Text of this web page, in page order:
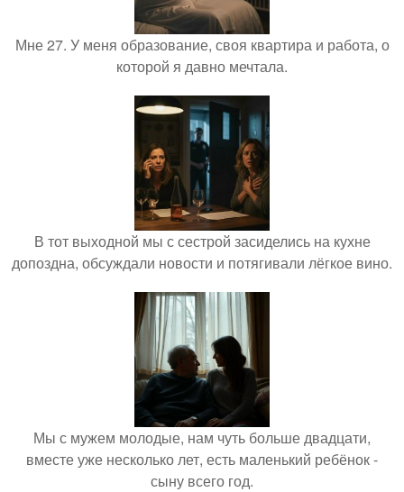
Мне 27. У меня образование, своя квартира и работа, о
которой я давно мечтала.
В тот выходной мы с сестрой засиделись на кухне
допоздна, обсуждали новости и потягивали лёгкое вино.
Мы с мужем молодые, нам чуть больше двадцати,
вместе уже несколько лет, есть маленький ребёнок -
сыну всего год.